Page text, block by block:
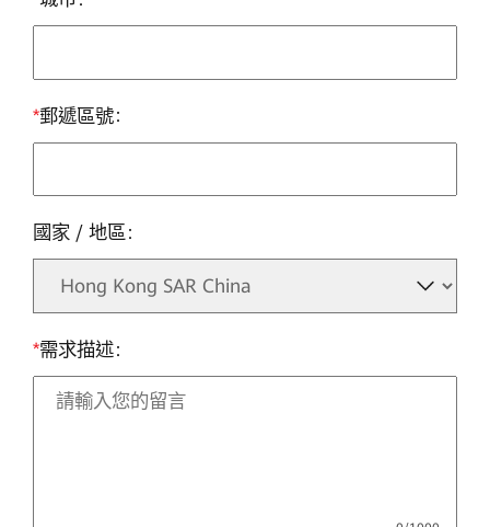
*郵遞區號
國家 / 地區
*需求描述